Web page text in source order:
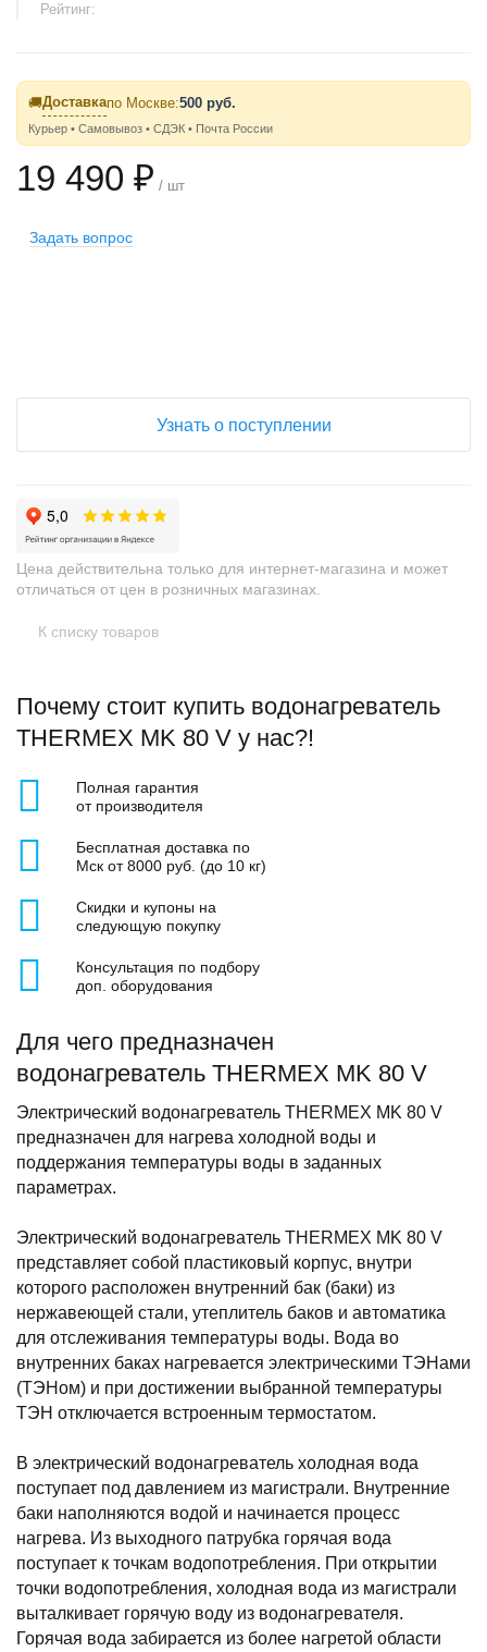
Рейтинг:
🚚Доставкапо Москве:500 руб.
Курьер • Самовывоз • СДЭК • Почта России
19 490 ₽ / шт
Задать вопрос
Узнать о поступлении
Цена действительна только для интернет-магазина и может
отличаться от цен в розничных магазинах.
К списку товаров
Почему стоит купить водонагреватель
THERMEX MK 80 V у нас?!
Полная гарантия
от производителя
Бесплатная доставка по
Мск от 8000 руб. (до 10 кг)
Скидки и купоны на
следующую покупку
Консультация по подбору
доп. оборудования
Для чего предназначен
водонагреватель THERMEX MK 80 V
Электрический водонагреватель THERMEX MK 80 V
предназначен для нагрева холодной воды и
поддержания температуры воды в заданных
параметрах.
Электрический водонагреватель THERMEX MK 80 V
представляет собой пластиковый корпус, внутри
которого расположен внутренний бак (баки) из
нержавеющей стали, утеплитель баков и автоматика
для отслеживания температуры воды. Вода во
внутренних баках нагревается электрическими ТЭНами
(ТЭНом) и при достижении выбранной температуры
ТЭН отключается встроенным термостатом.
В электрический водонагреватель холодная вода
поступает под давлением из магистрали. Внутренние
баки наполняются водой и начинается процесс
нагрева. Из выходного патрубка горячая вода
поступает к точкам водопотребления. При открытии
точки водопотребления, холодная вода из магистрали
выталкивает горячую воду из водонагревателя.
Горячая вода забирается из более нагретой области